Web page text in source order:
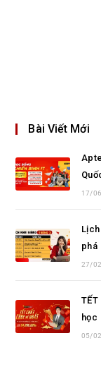
Bài Viết Mới
17/
phá
27/
TẾT
học
05/